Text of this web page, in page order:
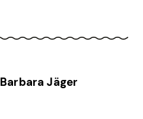
Barbara Jäger